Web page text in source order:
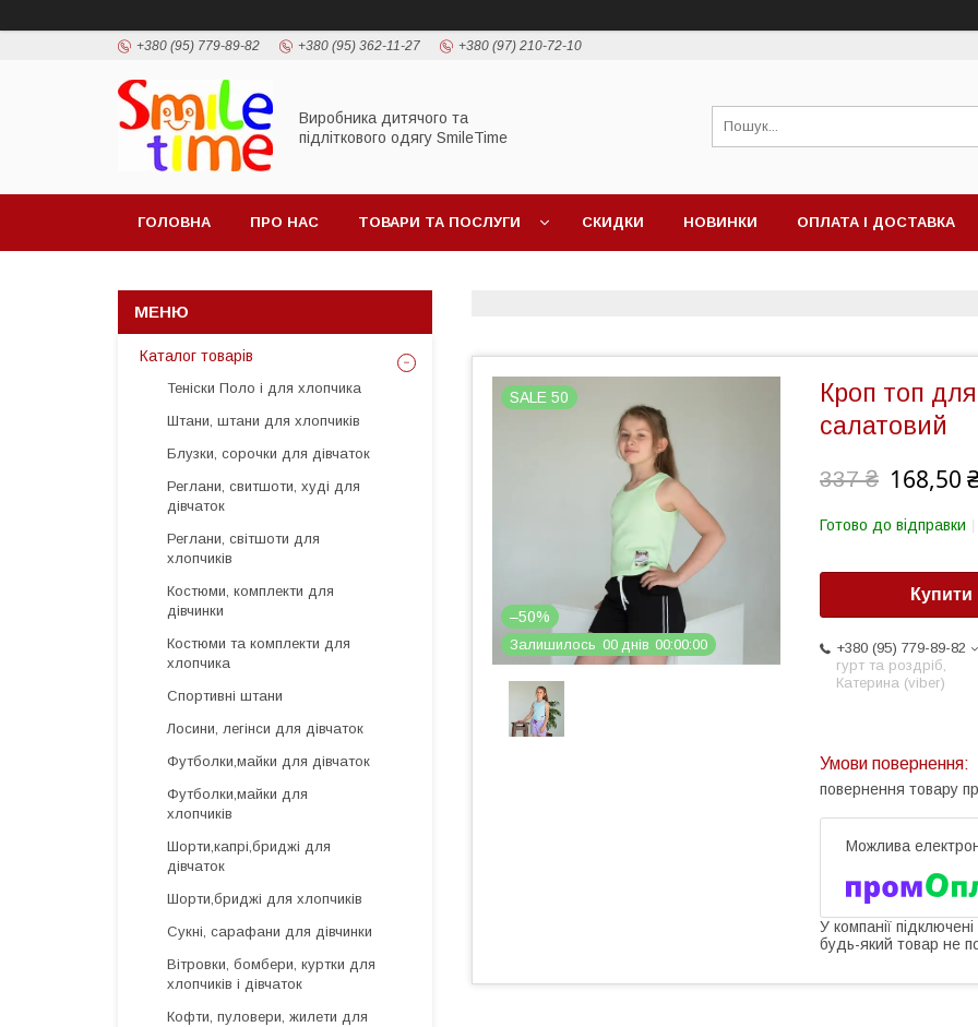
+380 (95) 779-89-82 +380 (95) 362-11-27 +380 (97) 210-72-10
Виробника дитячого та
підліткового одягу SmileTime
ГОЛОВНА ПРО НАС ТОВАРИ ТА ПОСЛУГИ СКИДКИ НОВИНКИ ОПЛАТА І ДОСТАВКА
SALE 50
–50%
Залишилось 00 днів 00 00 00
Кроп топ
салатовий
337 ₴ 168,50
Готово до відправки
Купити
+380 (95) 779-89-82
гурт та роздріб,
Катерина (viber)
повернення товару
У компанії
будь-який товар не
Каталог товарів
Теніски Поло і для хлопчика
Штани, штани для хлопчиків
Блузки, сорочки для дівчаток
Реглани, свитшоти, худі для
дівчаток
Реглани, світшоти для
хлопчиків
Костюми, комплекти для
дівчинки
Костюми та комплекти для
хлопчика
Спортивні штани
Лосини, легінси для дівчаток
Футболки,майки для дівчаток
Футболки,майки для
хлопчиків
Шорти,капрі,бриджі для
дівчаток
Шорти,бриджі для хлопчиків
Сукні, сарафани для дівчинки
Вітровки, бомбери, куртки для
хлопчиків і дівчаток
Кофти, пуловери, жилети для